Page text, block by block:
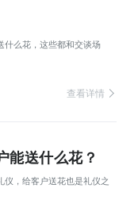
什么花，这些都和交谈场
查看详情
能送什么花？
，给客户送花也是礼仪之